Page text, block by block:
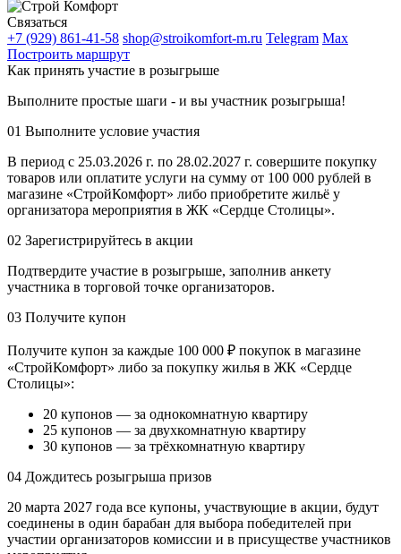
Связаться
+7 (929) 861-41-58 shop@stroikomfort-m.ru Telegram Max
Построить маршрут
Как принять участие в розыгрыше
Выполните простые шаги - и вы участник розыгрыша!
01 Выполните условие участия
В период с 25.03.2026 г. по 28.02.2027 г. совершите покупку
товаров или оплатите услуги на сумму от 100 000 рублей в
магазине «СтройКомфорт» либо приобретите жильё у
организатора мероприятия в ЖК «Сердце Столицы».
02 Зарегистрируйтесь в акции
Подтвердите участие в розыгрыше, заполнив анкету
участника в торговой точке организаторов.
03 Получите купон
Получите купон за каждые 100 000 ₽ покупок в магазине
«СтройКомфорт» либо за покупку жилья в ЖК «Сердце
Столицы»:
20 купонов — за однокомнатную квартиру
25 купонов — за двухкомнатную квартиру
30 купонов — за трёхкомнатную квартиру
04 Дождитесь розыгрыша призов
20 марта 2027 года все купоны, участвующие в акции, будут
соединены в один барабан для выбора победителей при
участии организаторов комиссии и в присуществе участников